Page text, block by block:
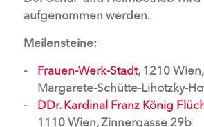
aufgenommen werden.
Meilensteine:
Frauen-Werk-Stadt, 1210
Margarete-Schütte-Lihotzky-
DDr. Kardinal Franz König
1110 Wien, Zinnergasse 29b